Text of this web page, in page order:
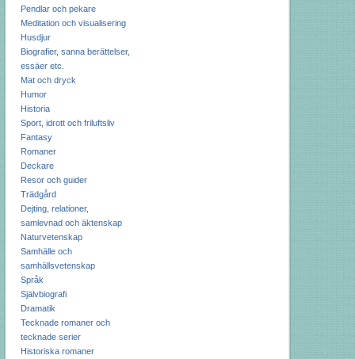
Pendlar och pekare
Meditation och visualisering
Husdjur
Biografier, sanna berättelser,
essäer etc.
Mat och dryck
Humor
Historia
Sport, idrott och friluftsliv
Fantasy
Romaner
Deckare
Resor och guider
Trädgård
Dejting, relationer,
samlevnad och äktenskap
Naturvetenskap
Samhälle och
samhällsvetenskap
Språk
Självbiografi
Dramatik
Tecknade romaner och
tecknade serier
Historiska romaner